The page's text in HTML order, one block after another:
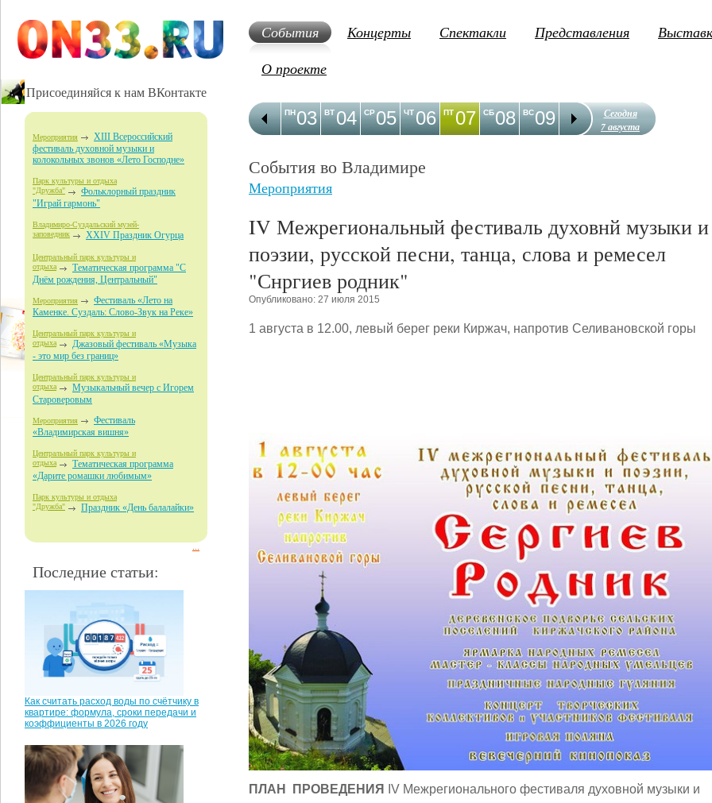
Присоединяйся к нам ВКонтакте
Мероприятия
XIII Всероссийский
фестиваль духовной музыки и
колокольных звонов «Лето Господне»
Парк культуры и отдыха
"Дружба"
Фольклорный праздник
"Играй гармонь"
Владимиро-Суздальский музей-
заповедник XXIV Праздник Огурца
Центральный парк культуры и
отдыха
Тематическая программа "С
Днём рождения, Центральный"
Мероприятия
Фестиваль «Лето на
Каменке. Суздаль: Слово-Звук на Реке»
Центральный парк культуры и
отдыха
Джазовый фестиваль «Музыка
- это мир без границ»
Центральный парк культуры и
отдыха
Музыкальный вечер с Игорем
Староверовым
Мероприятия
Фестиваль
«Владимирская вишня»
Центральный парк культуры и
отдыха
Тематическая программа
«Дарите ромашки любимым»
Парк культуры и отдыха
"Дружба" Праздник «День балалайки»
Последние статьи:
Как считать расход воды по счётчику в
квартире: формула, сроки передачи и
коэффициенты в 2026 году
События Концерты Спектакли Представления
О проекте
03
ПН 04
ВТ 05
СР 06
ЧТ 07
ПТ 08
СБ 09
ВС 10
ПН 11
ВТ 12
СР
Сегодня
7 августа
События во Владимире
Мероприятия
IV Межрегиональный фестиваль духовнй музыки и
поэзии, русской песни, танца, слова и ремесел
"Снргиев родник"
Опубликовано: 27 июля 2015
1 августа в 12.00, левый берег реки Киржач, напротив Селивановской горы
ПЛАН ПРОВЕДЕНИЯ
IV Межрегионального фестиваля духовной музыки и